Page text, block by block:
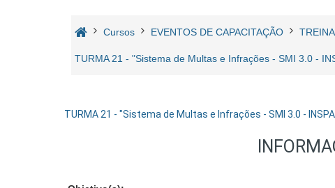
Cursos EVENTOS DE CAPACITAÇÃO
TURMA 21 - "Sistema de Multas e Infrações - SMI 3.0 -
TURMA 21 - "Sistema de Multas e Infrações - SMI 3.0 -